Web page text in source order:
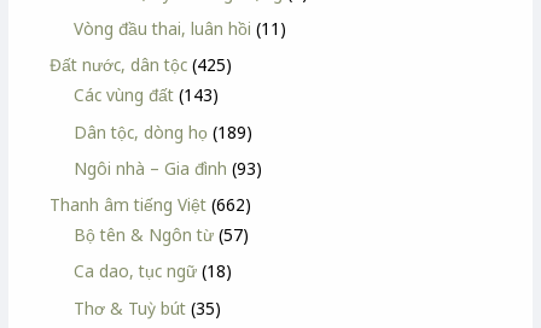
Vòng đầu thai, luân hồi (11)
Đất nước, dân tộc (425)
Các vùng đất (143)
Dân tộc, dòng họ (189)
Ngôi nhà – Gia đình (93)
Thanh âm tiếng Việt (662)
Bộ tên & Ngôn từ (57)
Ca dao, tục ngữ (18)
Thơ & Tuỳ bút (35)